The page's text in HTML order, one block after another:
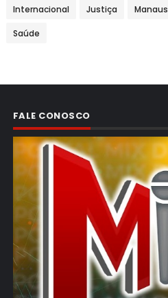
Internacional Justiça Manaus
Saúde
FALE CONOSCO